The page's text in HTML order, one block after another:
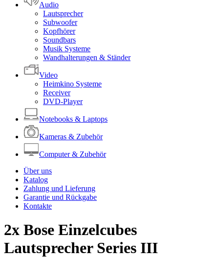
Audio
Lautsprecher
Subwoofer
Kopfhörer
Soundbars
Musik Systeme
Wandhalterungen & Ständer
Video
Heimkino Systeme
Receiver
DVD-Player
Notebooks & Laptops
Kameras & Zubehör
Computer & Zubehör
Über uns
Katalog
Zahlung und Lieferung
Garantie und Rückgabe
Kontakte
2x Bose Einzelcubes
Lautsprecher Series III